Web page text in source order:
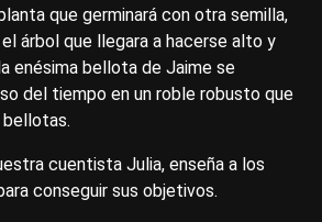
que germinará con otra semilla,
árbol que llegara a hacerse alto y
enésima bellota de Jaime se
del tiempo en un roble robusto que
cuentista Julia, enseña a los
conseguir sus objetivos.